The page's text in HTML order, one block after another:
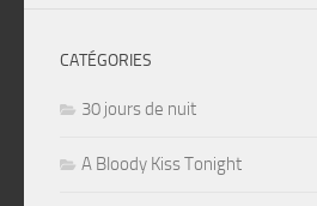
CATÉGORIES
30 jours de nuit
A Bloody Kiss Tonight